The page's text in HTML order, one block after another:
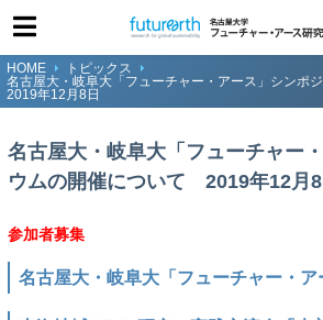
HOME
トピックス
名古屋大・岐阜大「フューチャー・アース」シンポ
2019年12月8日
名古屋大・岐阜大「フューチャー
ウムの開催について 2019年12月8
参加者募集
名古屋大・岐阜大「フューチャー・